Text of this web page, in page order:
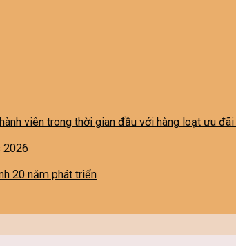
viên trong thời gian đầu với hàng loạt ưu
2026
20 năm phát triển